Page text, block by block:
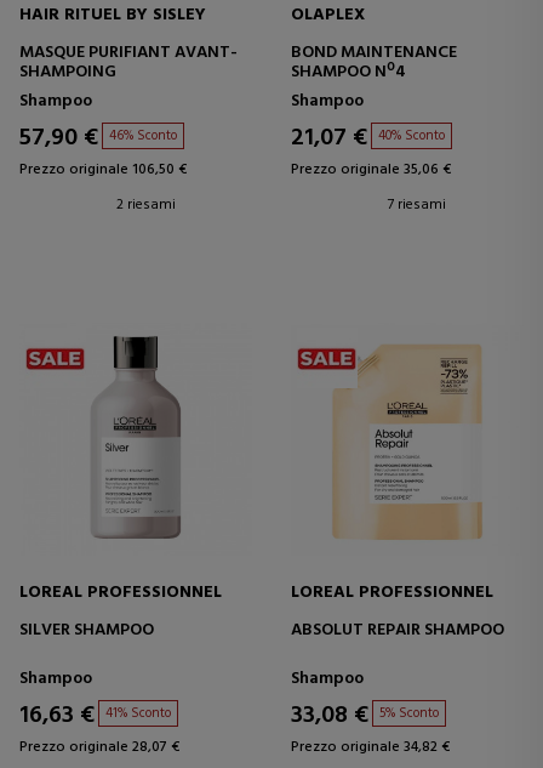
HAIR RITUEL BY SISLEY
MASQUE PURIFIANT AVANT-
SHAMPOING
Shampoo
57,90 € 46% Sconto
Prezzo originale 106,50 €
2 riesami
OLAPLEX
BOND MAINTENANCE
SHAMPOO Nº4
Shampoo
21,07 € 40% Sconto
Prezzo originale 35,06 €
7 riesami
LOREAL PROFESSIONNEL
SILVER SHAMPOO
Shampoo
16,63 € 41% Sconto
Prezzo originale 28,07 €
LOREAL PROFESSIONNEL
ABSOLUT REPAIR SHAMPOO
Shampoo
33,08 € 5% Sconto
Prezzo originale 34,82 €